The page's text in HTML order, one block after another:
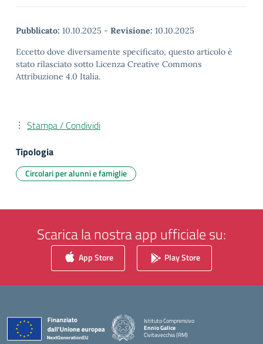
Pubblicato: 10.10.2025 - Revisione: 10.10.2025
Eccetto dove diversamente specificato, questo articolo è
stato rilasciato sotto Licenza Creative Commons
Attribuzione 4.0 Italia.
Stampa / Condividi
Tipologia
Circolari per alunni e famiglie
Scarica la nostra app ufficiale su:
App Store Play Store
Istituto Comprensivo
Ennio Galice
Civitavecchia (RM)